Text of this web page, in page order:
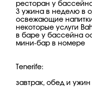
ресторан у
3 ужина в неделю в
освежающие
некоторые услуги
в баре у бассейна
мини-бар в номере
Tenerife:
завтрак, обед и